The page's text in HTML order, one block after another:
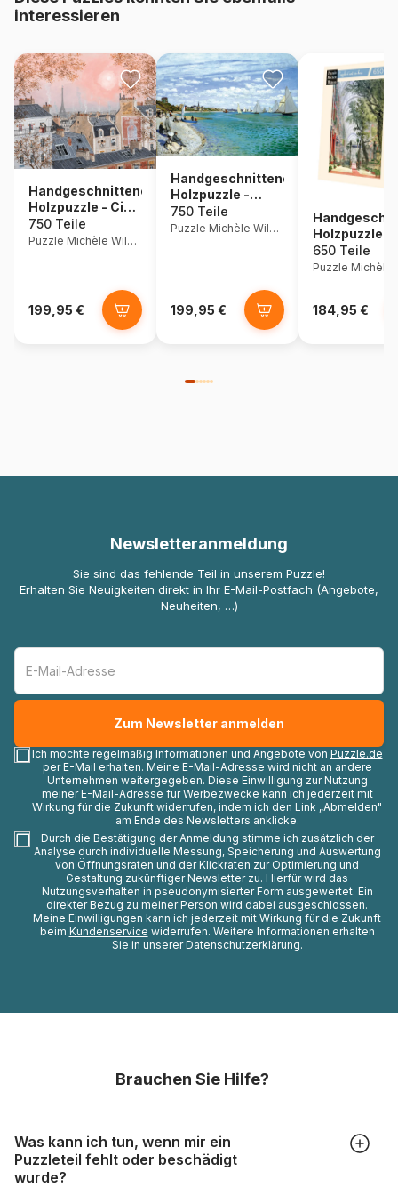
interessieren
Handgeschnittenes
Holzpuzzle - Ciel
Rose En Hiver,
Fabienne
750 Teile
Puzzle Michèle Wilson
199,95 €
Handgeschnittenes
Holzpuzzle -
Regatta In
Sainte-Adresse
750 Teile
Puzzle Michèle Wilson
199,95 €
Holzpuzzle -
Chrystal
650 Teile
184,95 €
Newsletteranmeldung
Sie sind das fehlende Teil in unserem Puzzle!
Erhalten Sie Neuigkeiten direkt in Ihr E-Mail-Postfach (Angebote,
Neuheiten, …)
Ich möchte regelmäßig Informationen und Angebote von Puzzle.de
per E-Mail erhalten. Meine E-Mail-Adresse wird nicht an andere
Unternehmen weitergegeben. Diese Einwilligung zur Nutzung
meiner E-Mail-Adresse für Werbezwecke kann ich jederzeit mit
Wirkung für die Zukunft widerrufen, indem ich den Link „Abmelden"
am Ende des Newsletters anklicke.
Durch die Bestätigung der Anmeldung stimme ich zusätzlich der
Analyse durch individuelle Messung, Speicherung und Auswertung
von Öffnungsraten und der Klickraten zur Optimierung und
Gestaltung zukünftiger Newsletter zu. Hierfür wird das
Nutzungsverhalten in pseudonymisierter Form ausgewertet. Ein
direkter Bezug zu meiner Person wird dabei ausgeschlossen.
Meine Einwilligungen kann ich jederzeit mit Wirkung für die Zukunft
beim Kundenservice widerrufen. Weitere Informationen erhalten
Sie in unserer Datenschutzerklärung.
Brauchen Sie Hilfe?
Was kann ich tun, wenn mir ein
Puzzleteil fehlt oder beschädigt
wurde?